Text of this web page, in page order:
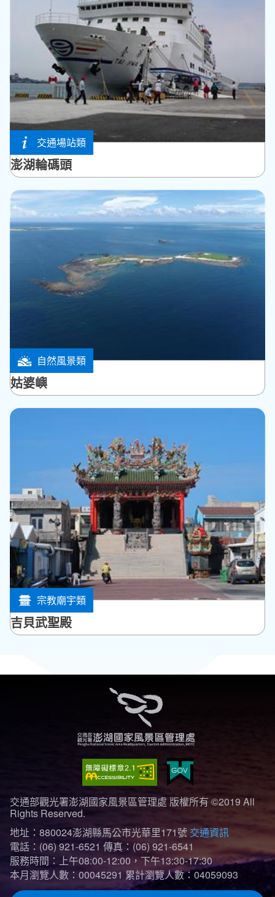
交通場站類
馬公市
澎湖輪碼頭
自然風景類
白沙鄉
姑婆嶼
宗教廟宇類
白沙鄉
吉貝武聖殿
交通部觀光署澎湖國家風景區管理處 版權所有 ©2019 All
Rights Reserved.
地址：880024澎湖縣馬公市光華里171號 交通資訊
電話：(06) 921-6521 傳真：(06) 921-6541
服務時間：上午08:00-12:00，下午13:30-17:30
本月瀏覽人數：00045291 累計瀏覽人數：04059093